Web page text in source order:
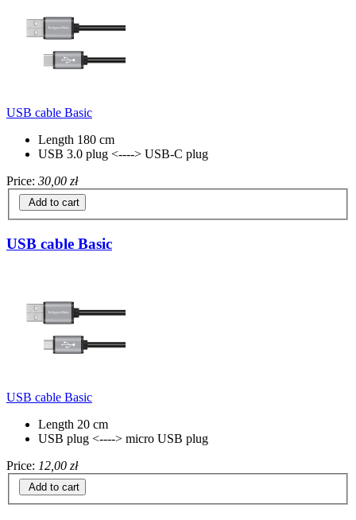
USB cable Basic
Length 180 cm
USB 3.0 plug <----> USB-C plug
Price: 30,00 zł
Add to cart
USB cable Basic
USB cable Basic
Length 20 cm
USB plug <----> micro USB plug
Price: 12,00 zł
Add to cart